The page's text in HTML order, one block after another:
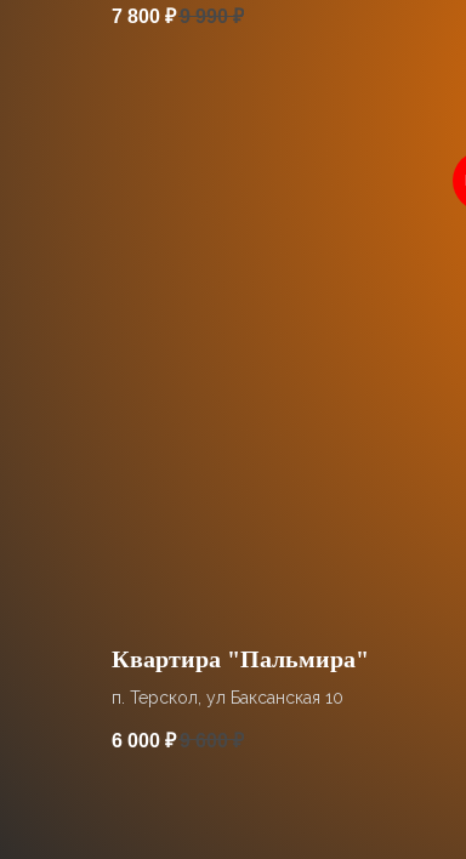
7 800 ₽9 990 ₽
Квартира "Пальмира"
п. Терскол, ул Баксанская 10
6 000 ₽9 600 ₽